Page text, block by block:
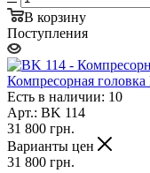
В корзину
Поступления
Компресорная
Есть в наличии: 10
Арт.: BK 114
31 800 грн.
Варианты цен
31 800 грн.